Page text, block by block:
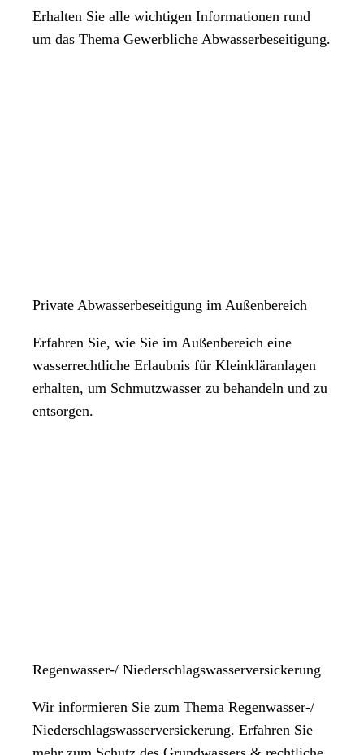
Erhalten Sie alle wichtigen Informationen rund
um das Thema Gewerbliche Abwasserbeseitigung.
Private Abwasserbeseitigung im Außenbereich
Erfahren Sie, wie Sie im Außenbereich eine
wasserrechtliche Erlaubnis für Kleinkläranlagen
erhalten, um Schmutzwasser zu behandeln und zu
entsorgen.
Regenwasser-/ Niederschlagswasserversickerung
Wir informieren Sie zum Thema Regenwasser-/
Niederschlagswasserversickerung. Erfahren Sie